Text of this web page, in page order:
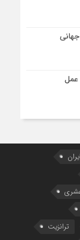
عمل
ترانزیت